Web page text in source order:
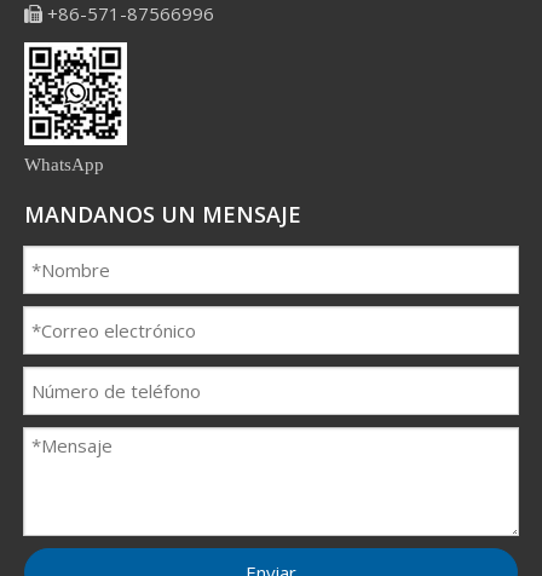
 +86-571-87566996
WhatsApp
MANDANOS UN MENSAJE